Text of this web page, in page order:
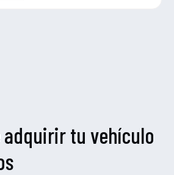
adquirir tu vehículo